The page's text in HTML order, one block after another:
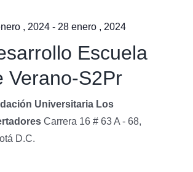
, 2024- 28 enero , 2024
Escuela
Verano-S2Pr
Universitaria Los
Carrera 16 # 63 A - 68,
D.C.